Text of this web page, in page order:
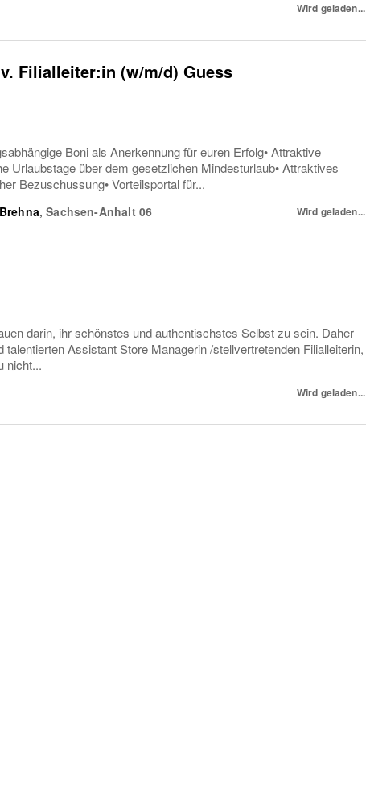
Wird geladen...
Filialleiter:in (w/m/d) Guess
Boni als Anerkennung für euren Erfolg• Attraktive
Urlaubstage über dem gesetzlichen Mindesturlaub• Attraktives
Bezuschussung• Vorteilsportal für...
,Sachsen-Anhalt 06 Wird geladen...
darin, ihr schönstes und authentischstes Selbst zu sein. Daher
Assistant Store Managerin /stellvertretenden Filialleiterin,
nicht...
Wird geladen...